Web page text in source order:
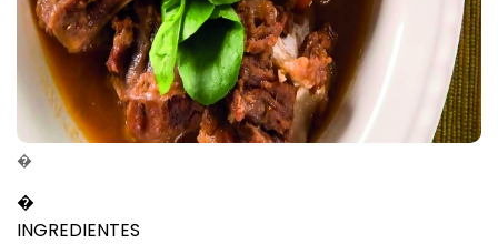
�
�
INGREDIENTES